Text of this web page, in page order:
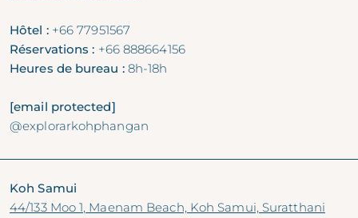
Hôtel : +66 77951567
Réservations : +66 888664156
Heures de bureau :8h-18h
[email protected]
@explorarkohphangan
Koh Samui
44/133 Moo 1, Maenam Beach, Koh Samui, Suratthani